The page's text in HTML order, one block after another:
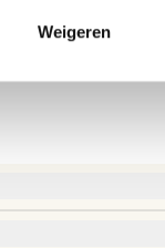
Weigeren